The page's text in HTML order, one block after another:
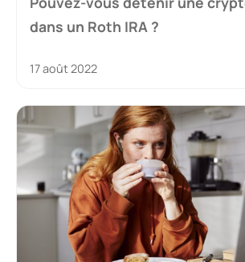
dans un Roth IRA ?
17 août 2022